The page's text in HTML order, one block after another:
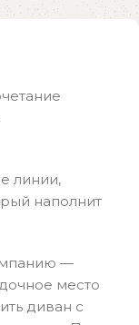
линии,
наполнит
—
место
диван с